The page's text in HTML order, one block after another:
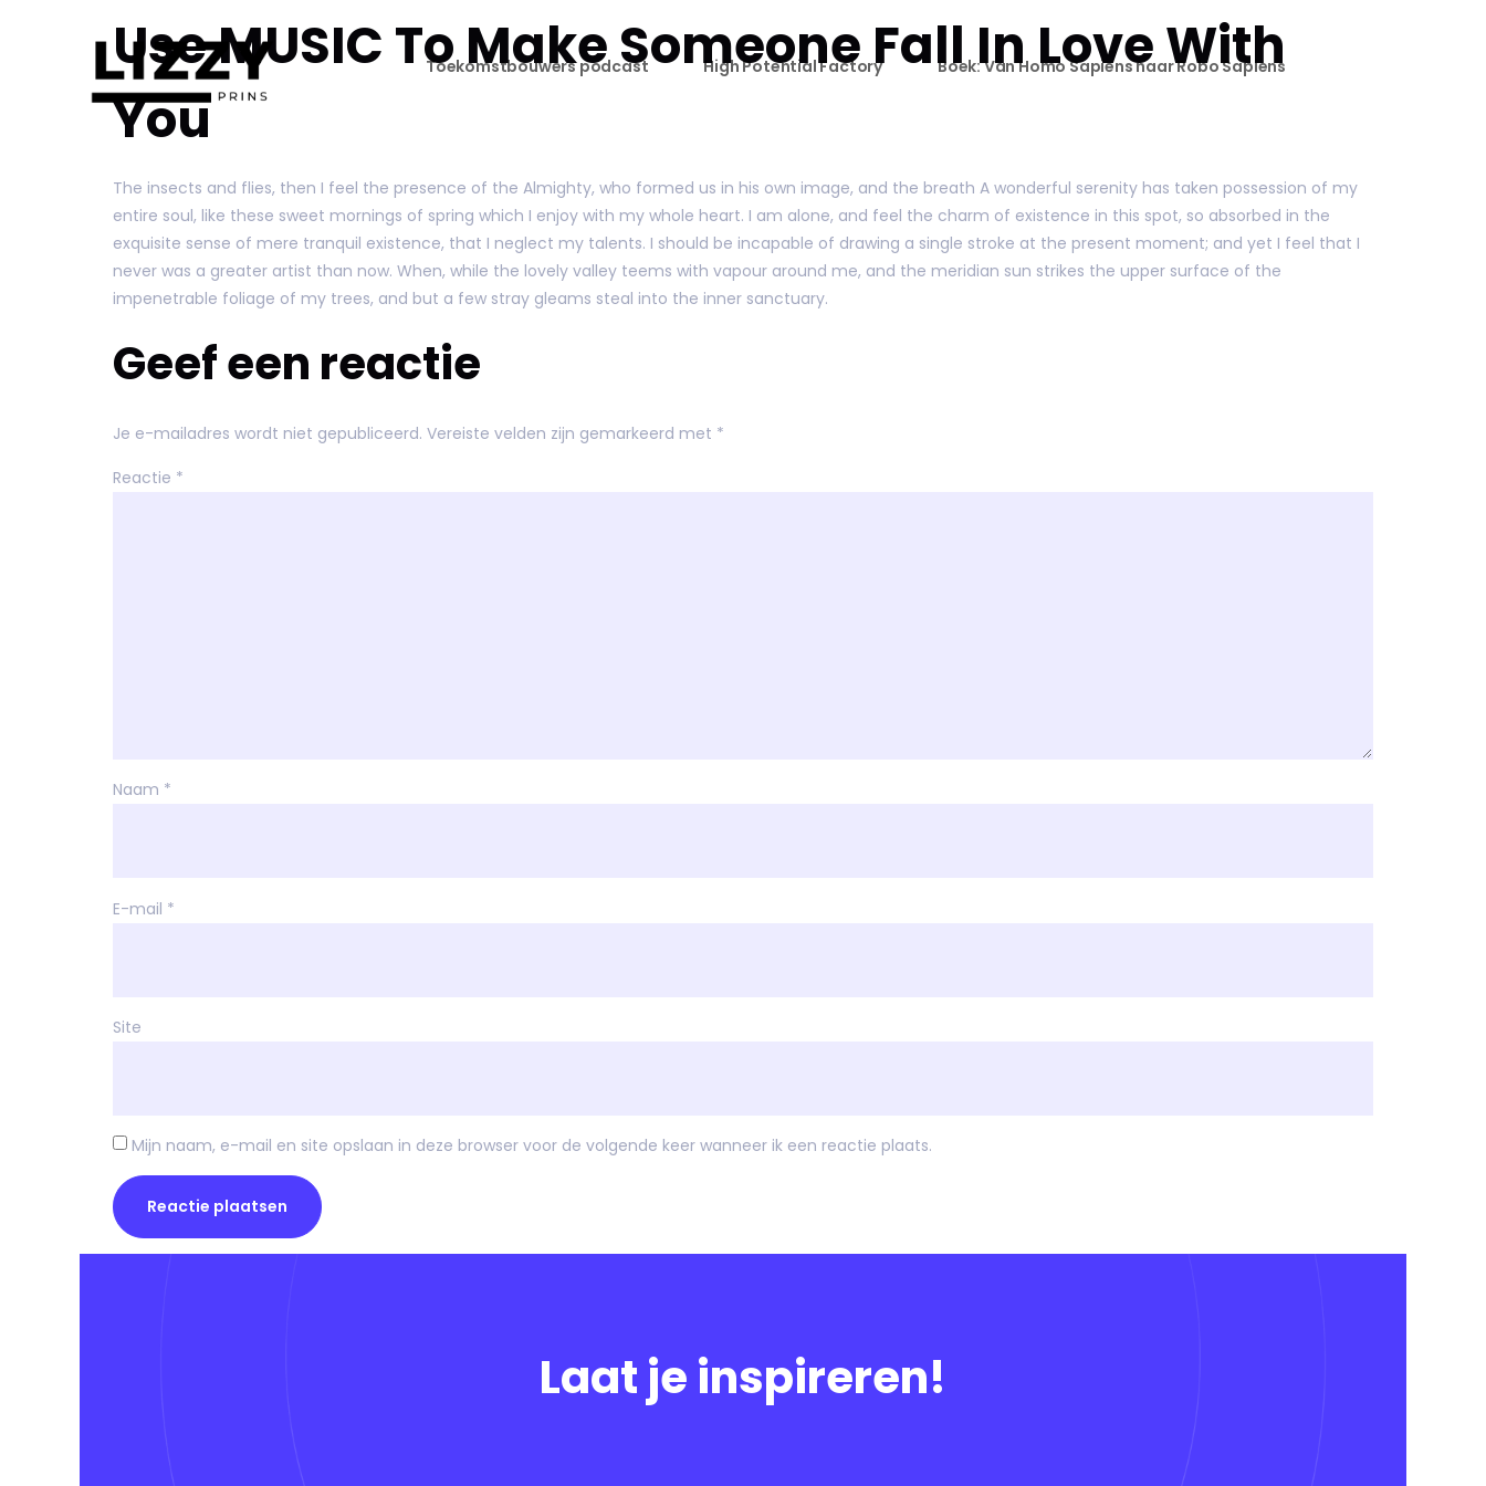
Toekomstbouwers podcast High Potential Factory Boek: Van Homo Sapiens naar Robo Sapiens
Use MUSIC To Make Someone Fall In Love With
You
The insects and flies, then I feel the presence of the Almighty, who formed us in his own image, and the breath A wonderful serenity has taken possession of my
entire soul, like these sweet mornings of spring which I enjoy with my whole heart. I am alone, and feel the charm of existence in this spot, so absorbed in the
exquisite sense of mere tranquil existence, that I neglect my talents. I should be incapable of drawing a single stroke at the present moment; and yet I feel that I
never was a greater artist than now. When, while the lovely valley teems with vapour around me, and the meridian sun strikes the upper surface of the
impenetrable foliage of my trees, and but a few stray gleams steal into the inner sanctuary.
Geef een reactie
Je e-mailadres wordt niet gepubliceerd. Vereiste velden zijn gemarkeerd met *
Reactie *
Naam *
E-mail *
Site
Mijn naam, e-mail en site opslaan in deze browser voor de volgende keer wanneer ik een reactie plaats.
Laat je inspireren!